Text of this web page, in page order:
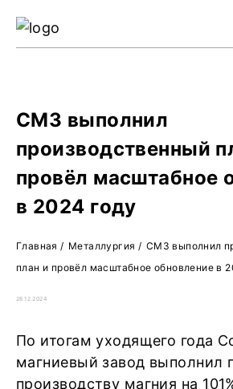
СМЗ выполнил
производственный
провёл масштабное
в 2024 году
Главная / Металлургия / СМЗ выполнил
план и провёл масштабное обновление в
26.12.2024
По итогам уходящего года
магниевый завод выполнил
производству магния на